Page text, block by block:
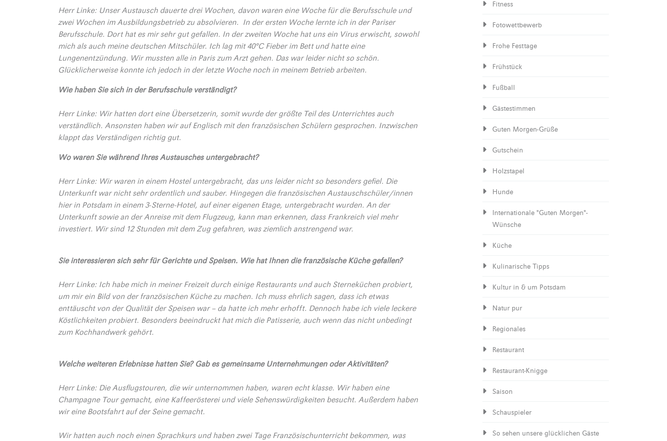
Herr Linke: Unser Austausch dauerte drei Wochen, davon waren eine Woche für die Berufsschule und
zwei Wochen im Ausbildungsbetrieb zu absolvieren. In der ersten Woche lernte ich in der Pariser
Berufsschule. Dort hat es mir sehr gut gefallen. In der zweiten Woche hat uns ein Virus erwischt, sowohl
mich als auch meine deutschen Mitschüler. Ich lag mit 40°C Fieber im Bett und hatte eine
Lungenentzündung. Wir mussten alle in Paris zum Arzt gehen. Das war leider nicht so schön.
Glücklicherweise konnte ich jedoch in der letzte Woche noch in meinem Betrieb arbeiten.
Wie haben Sie sich in der Berufsschule verständigt?
Herr Linke: Wir hatten dort eine Übersetzerin, somit wurde der größte Teil des Unterrichtes auch
verständlich. Ansonsten haben wir auf Englisch mit den französischen Schülern gesprochen. Inzwischen
klappt das Verständigen richtig gut.
Wo waren Sie während Ihres Austausches untergebracht?
Herr Linke: Wir waren in einem Hostel untergebracht, das uns leider nicht so besonders gefiel. Die
Unterkunft war nicht sehr ordentlich und sauber. Hingegen die französischen Austauschschüler/innen
hier in Potsdam in einem 3-Sterne-Hotel, auf einer eigenen Etage, untergebracht wurden. An der
Unterkunft sowie an der Anreise mit dem Flugzeug, kann man erkennen, dass Frankreich viel mehr
investiert. Wir sind 12 Stunden mit dem Zug gefahren, was ziemlich anstrengend war.
Sie interessieren sich sehr für Gerichte und Speisen. Wie hat Ihnen die französische Küche gefallen?
Herr Linke: Ich habe mich in meiner Freizeit durch einige Restaurants und auch Sterneküchen probiert,
um mir ein Bild von der französischen Küche zu machen. Ich muss ehrlich sagen, dass ich etwas
enttäuscht von der Qualität der Speisen war – da hatte ich mehr erhofft. Dennoch habe ich viele leckere
Köstlichkeiten probiert. Besonders beeindruckt hat mich die Patisserie, auch wenn das nicht unbedingt
zum Kochhandwerk gehört.
Welche weiteren Erlebnisse hatten Sie? Gab es gemeinsame Unternehmungen oder Aktivitäten?
Herr Linke: Die Ausflugstouren, die wir unternommen haben, waren echt klasse. Wir haben eine
Champagne Tour gemacht, eine Kaffeerösterei und viele Sehenswürdigkeiten besucht. Außerdem haben
wir eine Bootsfahrt auf der Seine gemacht.
Wir hatten auch noch einen Sprachkurs und haben zwei Tage Französischunterricht bekommen, was
Fitness
Fotowettbewerb
Frohe Festtage
Frühstück
Fußball
Gästestimmen
Guten Morgen-Grüße
Gutschein
Holzstapel
Hunde
Internationale "Guten Morgen"-
Wünsche
Küche
Kulinarische Tipps
Kultur in & um Potsdam
Natur pur
Regionales
Restaurant
Restaurant-Knigge
Saison
Schauspieler
So sehen unsere glücklichen Gäste